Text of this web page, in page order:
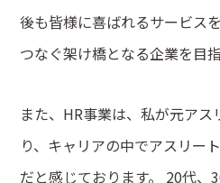
後も皆様に喜ばれるサービス
つなぐ架け橋となる企業を目
また、HR事業は、私が元ア
り、キャリアの中でアスリー
だと感じております。 20代、